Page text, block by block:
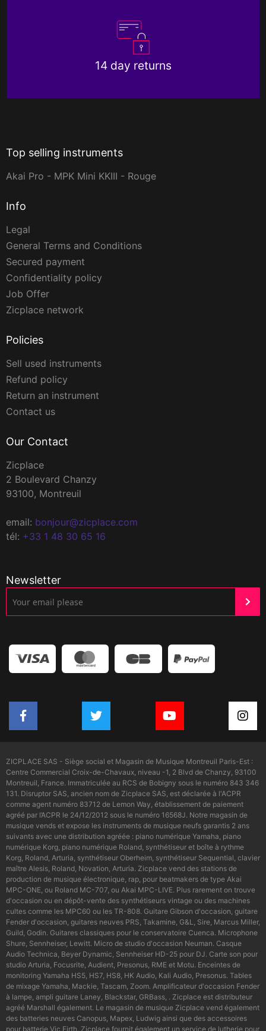
14 day returns
Top selling instruments
Akai Pro - MPK Mini KKIII - Rouge
Info
Legal
General Terms and Conditions
Secured payment
Confidentiality policy
Job Offer
Zicplace network
Policies
Sell used instruments
Refund policy
Return an instrument
Contact us
Our Contact
Zicplace
2 Boulevard Chanzy
93100, Montreuil
email: bonjour@zicplace.com
tél: +33 1 48 30 65 16
Newsletter
ZICPLACE SAS - Siège social et Magasin de Musique Montreuil Paris-Est :
Centre Commercial Croix-de-Chavaux, niveau -1, 2 Blvd de Chanzy, 93100
Montreuil, France. Immatriculée au RCS de Bobigny sous le numéro 843 346
131. Disruptor SAS, ancien nom de Zicplace SAS, est déclarée à l'ACPR
comme agent numéro 83712 de Lemon Way, établissement de paiement
agréé par l’ACPR le 24/12/2012 sous le numéro 16568J. Notre magasin de
musique vends et expose les instruments de musique neufs garantis 2 ans
suivants avec une distribution agréée : piano numérique Yamaha, piano
numérique Korg, piano numérique Roland, synthétiseur et boîte à rythme
Korg, Roland, Arturia, synthétiseur Oberheim, synthétiseur Sequential, clavier
maître Alesis, Roland, Novation, Arturia. Zicplace vend des stations de
production de musique électronique, rap, pour beatmakers de type Akai
MPC-ONE, ou Roland MC-707, ou Akai MPC-LIVE. Plus rarement on trouve
d'occasion ou en dépôt-vente des synthétiseurs vintage ou des machines
cultes comme les MPC60 ou les TR-808. Guitare Gibson d'occasion, guitare
Fender d'occasion, guitares neuves PRS, Takamine, G&L, Sire, Marcus Miller,
Guild, Godin. Guitares classiques pour le conservatoire Cuenca. Microphone
Shure, Sennheiser, Lewitt. Micro de studio d'occasion Neuman. Casque
Audio Technica, Beyer Dynamic, Sennheiser HD-25 pour DJ. Carte son pour
studio Arturia, Focusrite, Audient, Presonus, RME et Motu. Enceintes de
monitoring Yamaha HS5, HS7, HS8, HK Audio, Kali Audio, Presonus. Tables
de mixage Yamaha, Mackie, Tascam, Zoom. Amplificateur d'occasion Fender
à lampe, ampli guitare Laney, Blackstar, GRBass, . Zicplace est distributeur
agréé Marshall également. Le magasin de musique Zicplace vend également
des batteries neuves Canopus, Mapex, Ludwig ainsi que des accessoires
pour batterie Vic Firth. Zicplace fournit également un service de lutherie pour